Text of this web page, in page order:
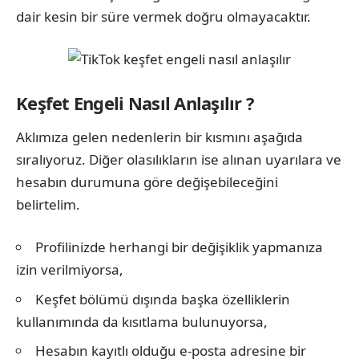
dair kesin bir süre vermek doğru olmayacaktır.
Keşfet Engeli Nasıl Anlaşılır ?
Aklımıza gelen nedenlerin bir kısmını aşağıda
sıralıyoruz. Diğer olasılıkların ise alınan uyarılara ve
hesabın durumuna göre değişebileceğini
belirtelim.
Profilinizde herhangi bir değişiklik yapmanıza
izin verilmiyorsa,
Keşfet bölümü dışında başka özelliklerin
kullanımında da kısıtlama bulunuyorsa,
Hesabın kayıtlı olduğu e-posta adresine bir